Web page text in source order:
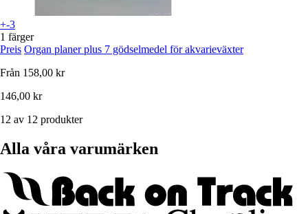
+-3
1 färger
Preis Organ planer plus 7 gödselmedel för akvarieväxter
Från 158,00 kr
146,00 kr
12 av 12 produkter
Alla våra varumärken